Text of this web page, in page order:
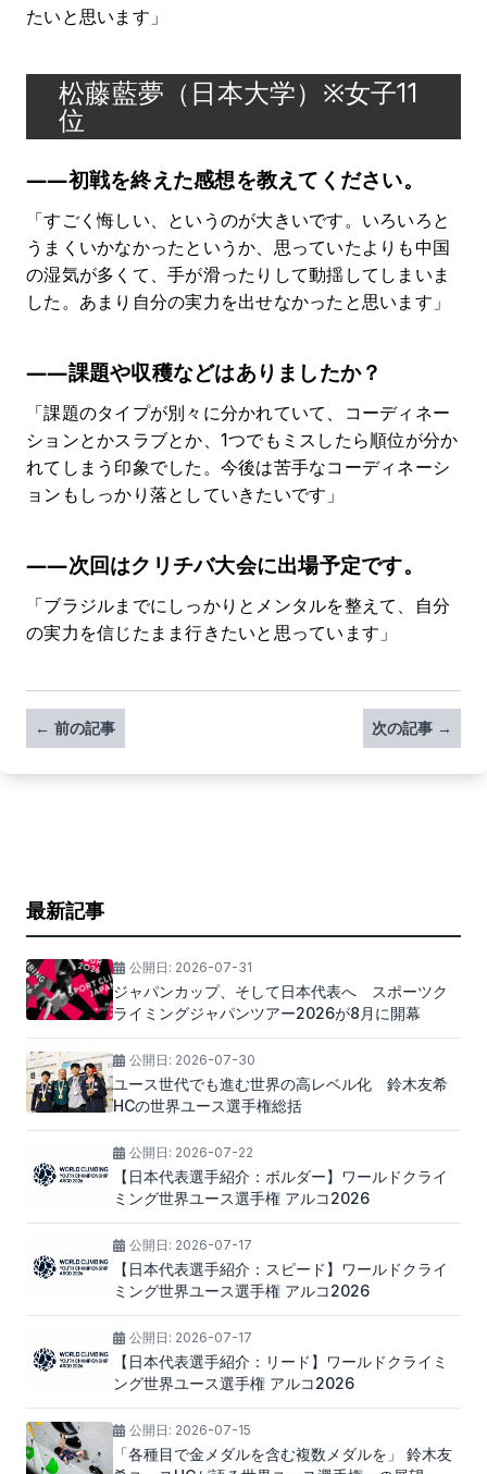
たいと思います」
松藤藍夢（日本大学）※女子11
位
――初戦を終えた感想を教えてください。
「すごく悔しい、というのが大きいです。いろいろと
うまくいかなかったというか、思っていたよりも中国
の湿気が多くて、手が滑ったりして動揺してしまいま
した。あまり自分の実力を出せなかったと思います」
――課題や収穫などはありましたか？
「課題のタイプが別々に分かれていて、コーディネー
ションとかスラブとか、1つでもミスしたら順位が分か
れてしまう印象でした。今後は苦手なコーディネーシ
ョンもしっかり落としていきたいです」
――次回はクリチバ大会に出場予定です。
「ブラジルまでにしっかりとメンタルを整えて、自分
の実力を信じたまま行きたいと思っています」
← 前の記事 次の記事 →
最新記事
公開日: 2026-07-31
ジャパンカップ、そして日本代表へ スポーツク
ライミングジャパンツアー2026が8月に開幕
公開日: 2026-07-30
ユース世代でも進む世界の高レベル化 鈴木友希
HCの世界ユース選手権総括
公開日: 2026-07-22
【日本代表選手紹介：ボルダー】ワールドクライ
ミング世界ユース選手権 アルコ2026
公開日: 2026-07-17
【日本代表選手紹介：スピード】ワールドクライ
ミング世界ユース選手権 アルコ2026
公開日: 2026-07-17
【日本代表選手紹介：リード】ワールドクライミ
ング世界ユース選手権 アルコ2026
公開日: 2026-07-15
「各種目で金メダルを含む複数メダルを」 鈴木友